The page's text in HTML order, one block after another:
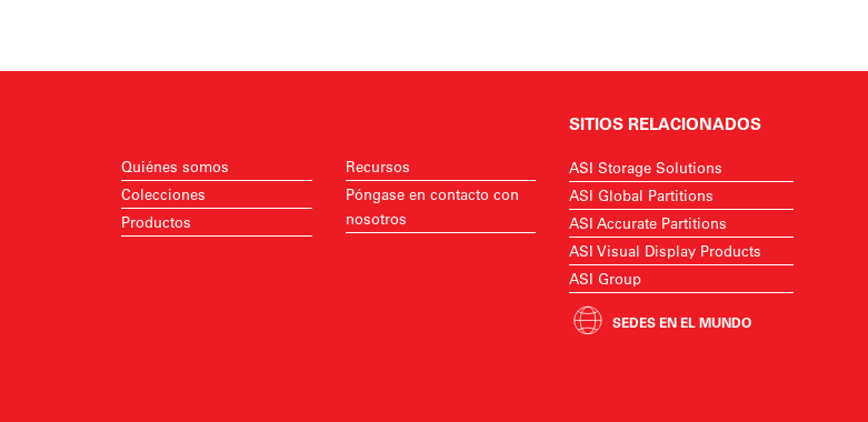
Quiénes somos
Colecciones
Productos
Recursos
Póngase en contacto con
nosotros
SITIOS RELACIONADOS
ASI Storage Solutions
ASI Global Partitions
ASI Accurate Partitions
ASI Visual Display Products
ASI Group
SEDES EN EL MUNDO